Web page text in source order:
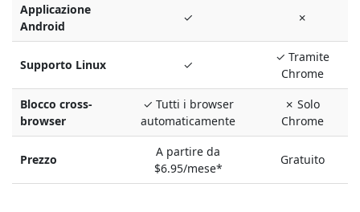
Applicazione
Android
✓ ✗
Supporto Linux ✓
✓ Tramite
Chrome
Blocco cross-
browser
✓ Tutti i browser
automaticamente
✗ Solo
Chrome
Prezzo
A partire da
$6.95/mese*
Gratuito